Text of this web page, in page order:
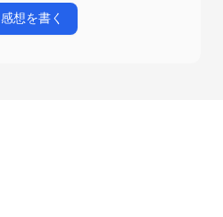
感想を書く